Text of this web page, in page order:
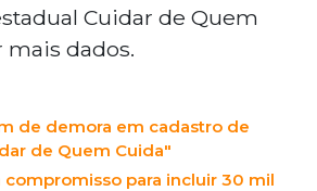
Cuidar de Quem
mais dados.
de demora em cadastro de
de Quem Cuida"
compromisso para incluir 30 mil